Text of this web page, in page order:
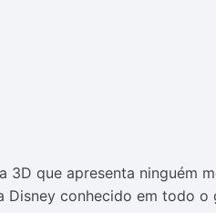
que apresenta ninguém
Disney conhecido em todo o